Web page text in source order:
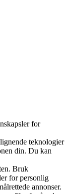
for
teknologier
din. Du kan
Bruk
for personlig
annonser.